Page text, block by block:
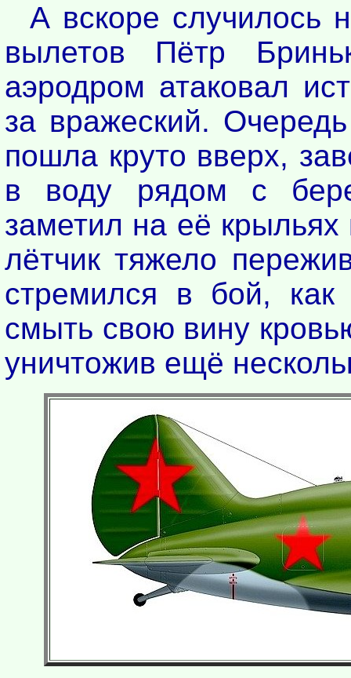
А вскоре случилось
вылетов Пётр
аэродром атаковал
за вражеский.
пошла круто вверх,
в воду рядом с
заметил на её
лётчик тяжело
стремился в бой,
смыть свою вину
уничтожив ещё